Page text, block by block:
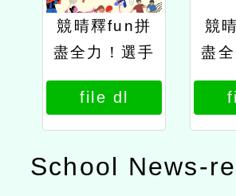
競晴釋fun拼
盡全力！選手
們的奇幻冒險
file dl
競
盡
們
School News-